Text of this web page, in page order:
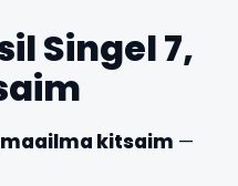
Singel 7,
maailma kitsaim —